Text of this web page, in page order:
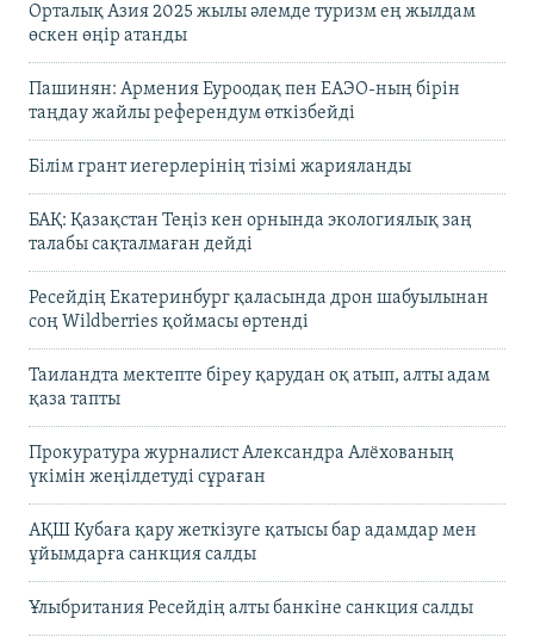
Орталық Азия 2025 жылы әлемде туризм ең жылдам
өскен өңір атанды
Пашинян: Армения Еуроодақ пен ЕАЭО-ның бірін
таңдау жайлы референдум өткізбейді
Білім грант иегерлерінің тізімі жарияланды
БАҚ: Қазақстан Теңіз кен орнында экологиялық заң
талабы сақталмаған дейді
Ресейдің Екатеринбург қаласында дрон шабуылынан
соң Wildberries қоймасы өртенді
Таиландта мектепте біреу қарудан оқ атып, алты адам
қаза тапты
Прокуратура журналист Александра Алёхованың
үкімін жеңілдетуді сұраған
АҚШ Кубаға қару жеткізуге қатысы бар адамдар мен
ұйымдарға санкция салды
Ұлыбритания Ресейдің алты банкіне санкция салды